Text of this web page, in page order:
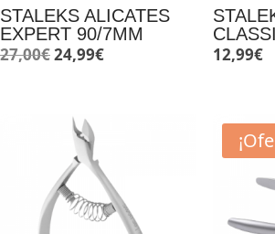
STALEKS ALICATES
EXPERT 90/7MM
27,00€El
era:
27,00€.
24,99€El
12,99€